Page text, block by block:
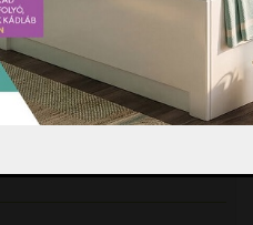
kattintson ide